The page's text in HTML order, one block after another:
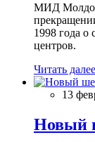
МИД
1998 года о
центров.
Читать далее
13
Новый